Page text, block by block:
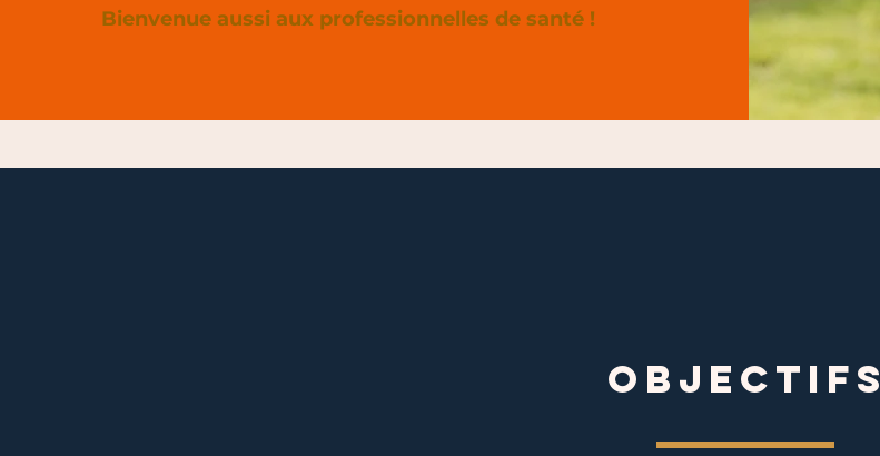
Bienvenue aussi aux professionnelles de santé !
objectifs